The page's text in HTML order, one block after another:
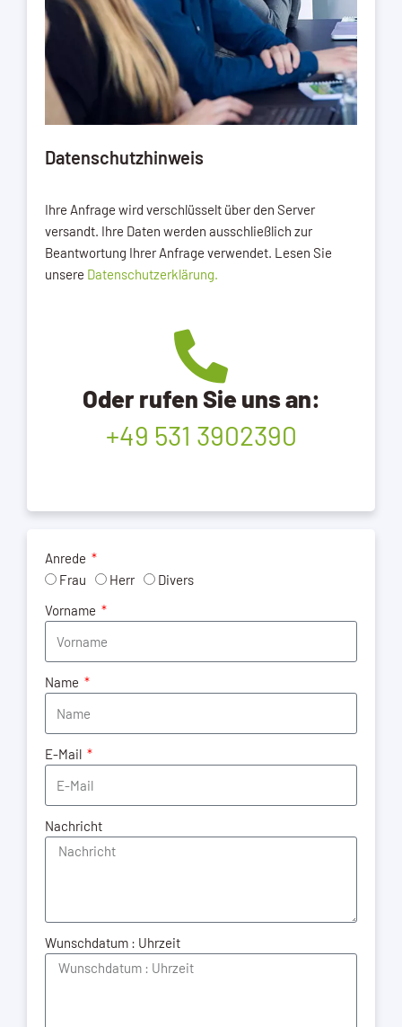
Datenschutzhinweis
Ihre Anfrage wird verschlüsselt über den Server
versandt. Ihre Daten werden ausschließlich zur
Beantwortung Ihrer Anfrage verwendet. Lesen Sie
unsere Datenschutzerklärung.
Oder rufen Sie uns an:
+49 531 3902390
Anrede
Frau
Herr
Divers
Vorname
Name
E-Mail
Nachricht
Wunschdatum : Uhrzeit